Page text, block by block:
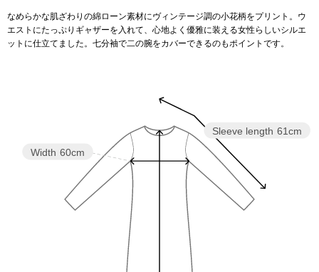
ダーウェア
アクセサリー
リュック･バッ
シューズ
なめらかな肌ざわりの綿ローン素材にヴィンテージ調の小花柄をプリント。ウ
エストにたっぷりギャザーを入れて、心地よく優雅に装える女性らしいシルエ
ットに仕立てました。七分袖で二の腕をカバーできるのもポイントです。
Sleeve length 61cm
Width 60cm